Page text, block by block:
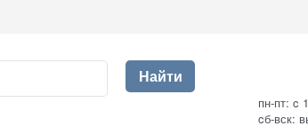
Найти
пн-пт: c
cб-вск: